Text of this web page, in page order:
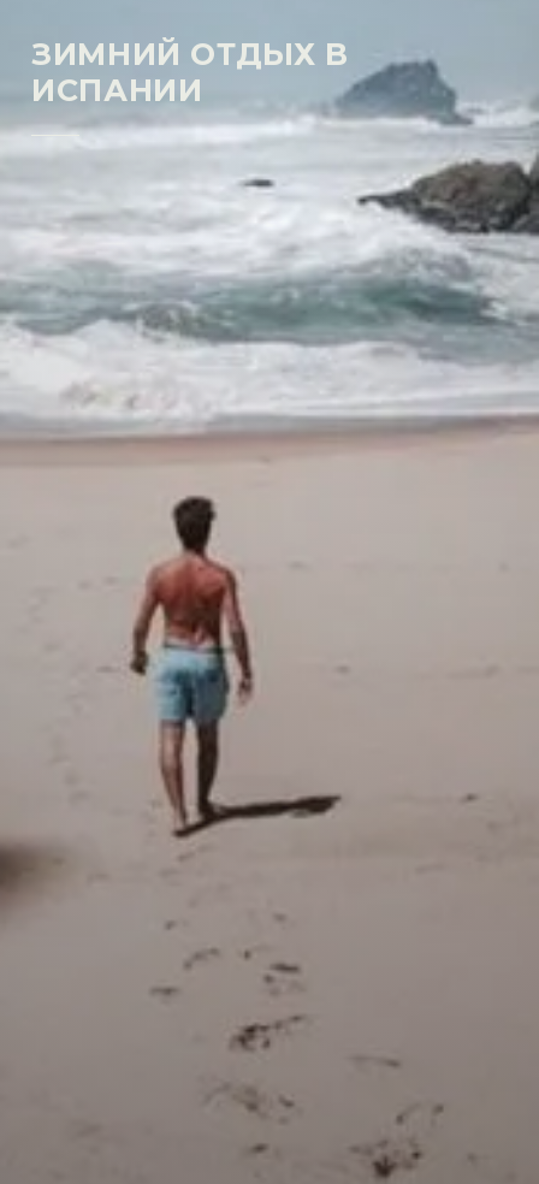
ЗИМНИЙ ОТДЫХ В
ИСПАНИИ